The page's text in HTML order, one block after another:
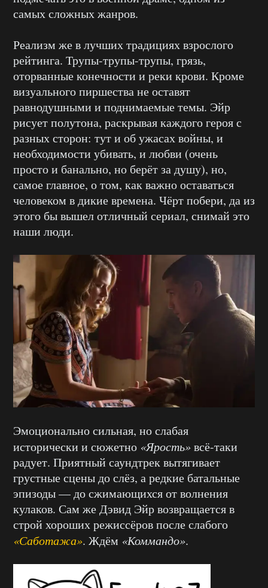
самых сложных жанров.
Реализм же в лучших традициях взрослого
рейтинга. Трупы-трупы-трупы, грязь,
оторванные конечности и реки крови. Кроме
визуального пиршества не оставят
равнодушными и поднимаемые темы. Эйр
рисует полутона, раскрывая каждого героя с
разных сторон: тут и об ужасах войны, и
необходимости убивать, и любви (очень
просто и банально, но берёт за душу), но,
самое главное, о том, как важно оставаться
человеком в дикие времена. Чёрт побери, да из
этого бы вышел отличный сериал, снимай это
наши люди.
Эмоционально сильная, но слабая
исторически и сюжетно «Ярость»всё-таки
радует. Приятный саундтрек вытягивает
грустные сцены до слёз, а редкие батальные
эпизоды — до сжимающихся от волнения
кулаков. Сам же Дэвид Эйр возвращается в
строй хороших режиссёров после слабого
«Саботажа». Ждём «Коммандо».